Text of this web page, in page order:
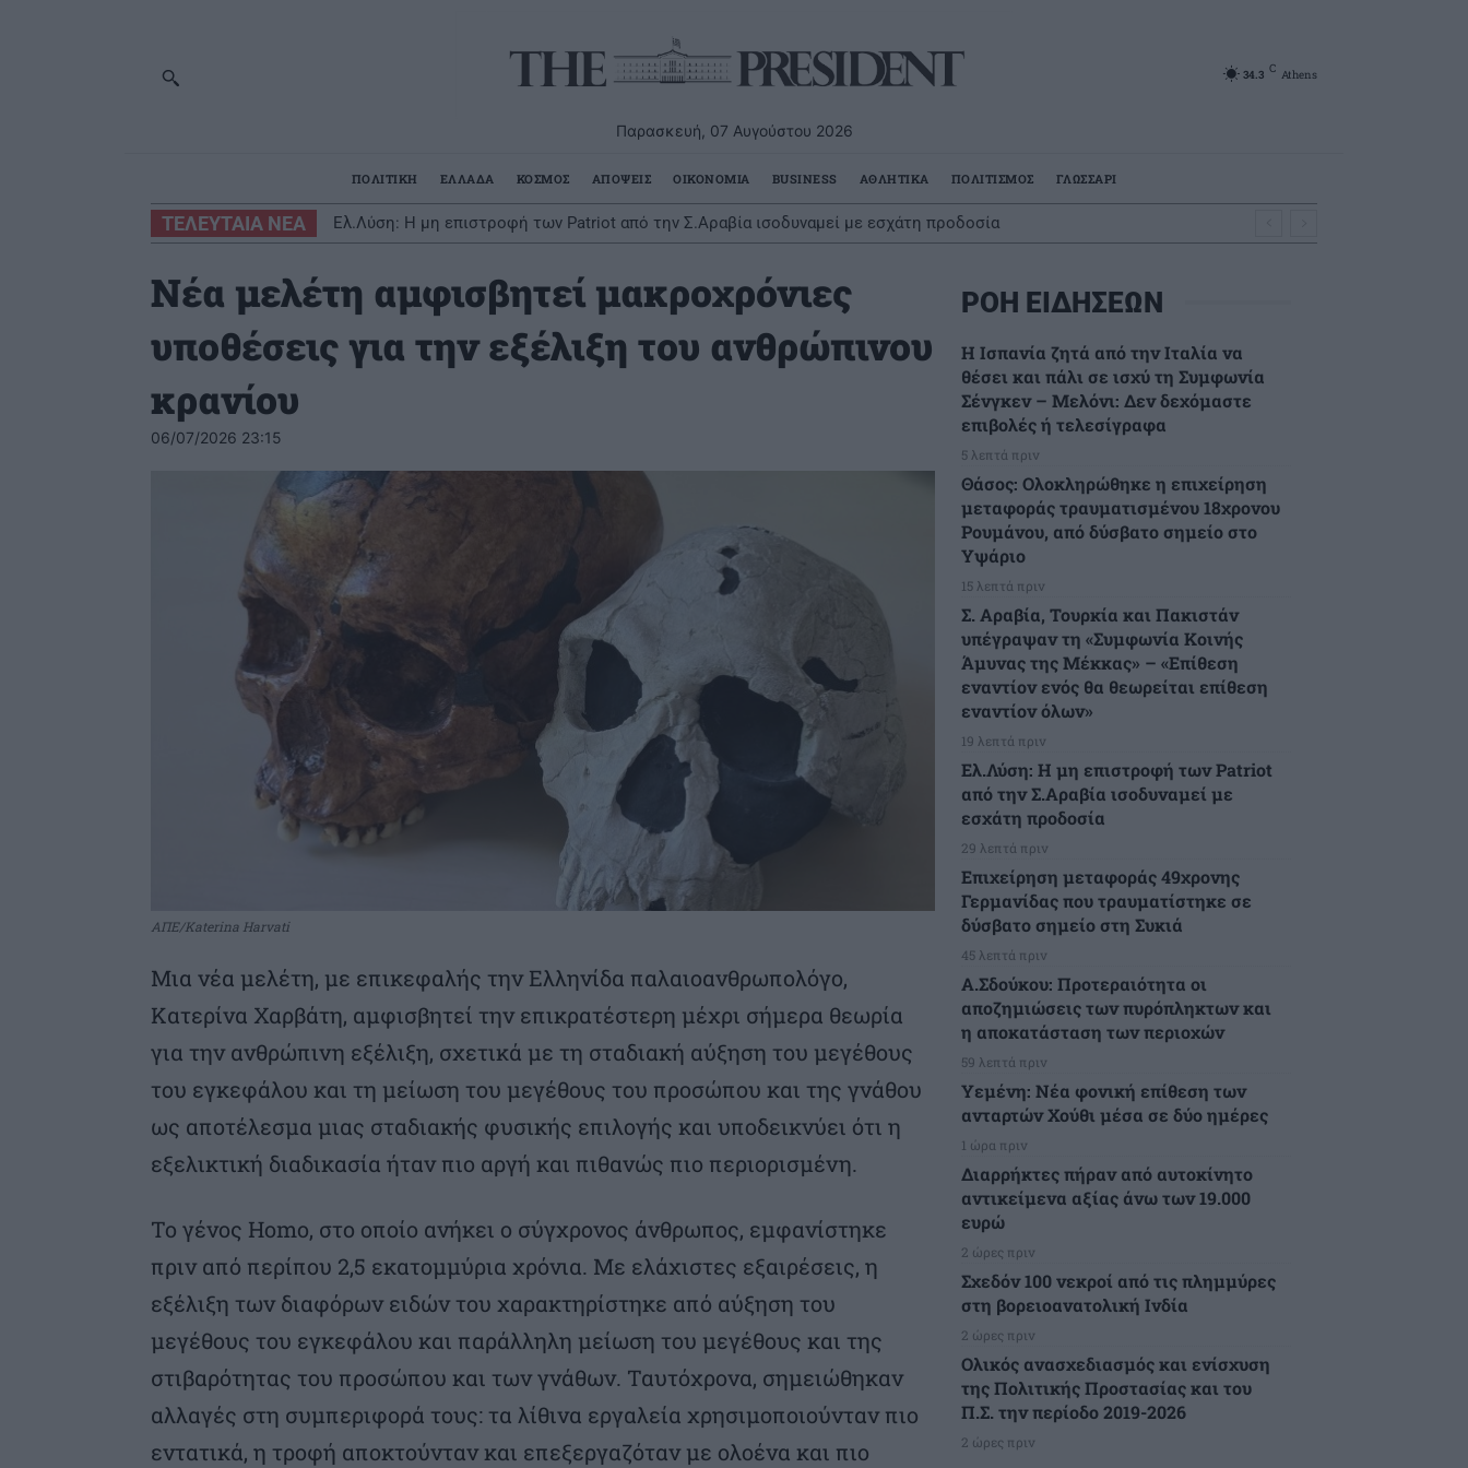
Παρασκευή, 07 Αυγούστου 2026
34.3 C Athens
ΠΟΛΙΤΙΚΗ ΕΛΛΑΔΑ ΚΟΣΜΟΣ ΑΠΟΨΕΙΣ ΟΙΚΟΝΟΜΙΑ BUSINESS ΑΘΛΗΤΙΚΑ ΠΟΛΙΤΙΣΜΟΣ ΓΛΩΣΣΑΡΙ
ΤΕΛΕΥΤΑΙΑ ΝΕΑ Ελ.Λύση: Η μη επιστροφή των Patriot από την Σ.Αραβία ισοδυναμεί με εσχάτη προδοσία
Νέα μελέτη αμφισβητεί μακροχρόνιες
υποθέσεις για την εξέλιξη του ανθρώπινου
κρανίου
06/07/2026 23:15
ΑΠΕ/Katerina Harvati
Μια νέα μελέτη, με επικεφαλής την Ελληνίδα παλαιοανθρωπολόγο,
Κατερίνα Χαρβάτη, αμφισβητεί την επικρατέστερη μέχρι σήμερα θεωρία
για την ανθρώπινη εξέλιξη, σχετικά με τη σταδιακή αύξηση του μεγέθους
του εγκεφάλου και τη μείωση του μεγέθους του προσώπου και της γνάθου
ως αποτέλεσμα μιας σταδιακής φυσικής επιλογής και υποδεικνύει ότι η
εξελικτική διαδικασία ήταν πιο αργή και πιθανώς πιο περιορισμένη.
Το γένος Homo, στο οποίο ανήκει ο σύγχρονος άνθρωπος, εμφανίστηκε
πριν από περίπου 2,5 εκατομμύρια χρόνια. Με ελάχιστες εξαιρέσεις, η
εξέλιξη των διαφόρων ειδών του χαρακτηρίστηκε από αύξηση του
μεγέθους του εγκεφάλου και παράλληλη μείωση του μεγέθους και της
στιβαρότητας του προσώπου και των γνάθων. Ταυτόχρονα, σημειώθηκαν
αλλαγές στη συμπεριφορά τους: τα λίθινα εργαλεία χρησιμοποιούνταν πιο
εντατικά, η τροφή αποκτούνταν και επεξεργαζόταν με ολοένα και πιο
ΡΟΗ ΕΙΔΗΣΕΩΝ
H Ισπανία ζητά από την Ιταλία να
θέσει και πάλι σε ισχύ τη Συμφωνία
Σένγκεν – Μελόνι: Δεν δεχόμαστε
επιβολές ή τελεσίγραφα
5 λεπτά πριν
Θάσος: Ολοκληρώθηκε η επιχείρηση
μεταφοράς τραυματισμένου 18χρονου
Ρουμάνου, από δύσβατο σημείο στο
Υψάριο
15 λεπτά πριν
Σ. Αραβία, Τουρκία και Πακιστάν
υπέγραψαν τη «Συμφωνία Κοινής
Άμυνας της Μέκκας» – «Επίθεση
εναντίον ενός θα θεωρείται επίθεση
εναντίον όλων»
19 λεπτά πριν
Ελ.Λύση: Η μη επιστροφή των Patriot
από την Σ.Αραβία ισοδυναμεί με
εσχάτη προδοσία
29 λεπτά πριν
Επιχείρηση μεταφοράς 49χρονης
Γερμανίδας που τραυματίστηκε σε
δύσβατο σημείο στη Συκιά
45 λεπτά πριν
Α.Σδούκου: Προτεραιότητα οι
αποζημιώσεις των πυρόπληκτων και
η αποκατάσταση των περιοχών
59 λεπτά πριν
Υεμένη: Νέα φονική επίθεση των
ανταρτών Χούθι μέσα σε δύο ημέρες
1 ώρα πριν
Διαρρήκτες πήραν από αυτοκίνητο
αντικείμενα αξίας άνω των 19.000
ευρώ
2 ώρες πριν
Σχεδόν 100 νεκροί από τις πλημμύρες
στη βορειοανατολική Ινδία
2 ώρες πριν
Ολικός ανασχεδιασμός και ενίσχυση
της Πολιτικής Προστασίας και του
Π.Σ. την περίοδο 2019-2026
2 ώρες πριν